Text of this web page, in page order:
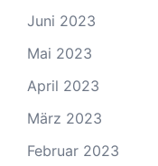
Juni 2023
Mai 2023
April 2023
März 2023
Februar 2023